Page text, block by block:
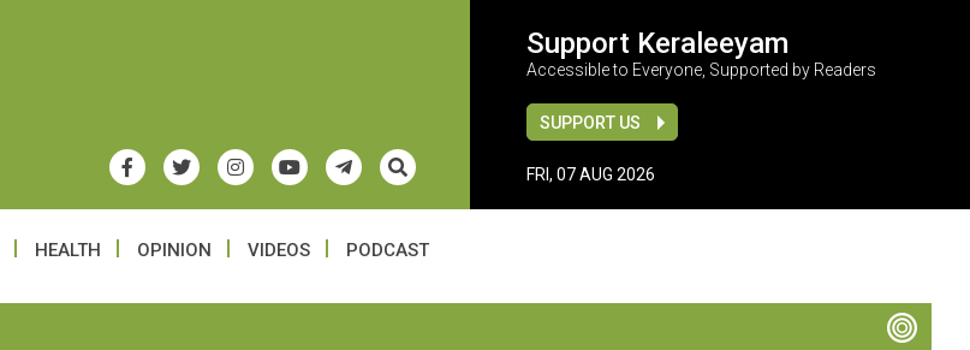
Support Keraleeyam
Accessible to Everyone, Supported by Readers
SUPPORT US
FRI, 07 AUG 2026
HEALTH OPINION VIDEOS PODCAST